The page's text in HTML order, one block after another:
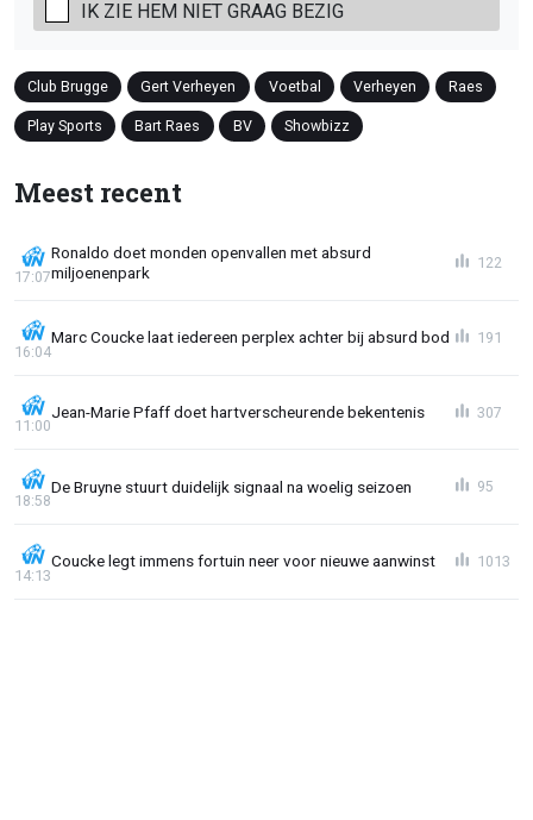
IK ZIE HEM NIET GRAAG BEZIG
Club Brugge Gert Verheyen Voetbal Verheyen Raes
Play Sports Bart Raes BV Showbizz
Meest recent
Ronaldo doet monden openvallen met absurd
miljoenenpark
17:07
122
Marc Coucke laat iedereen perplex achter bij absurd bod
16:04
191
Jean-Marie Pfaff doet hartverscheurende bekentenis
11:00
307
De Bruyne stuurt duidelijk signaal na woelig seizoen
18:58
95
Coucke legt immens fortuin neer voor nieuwe aanwinst
14:13
1013